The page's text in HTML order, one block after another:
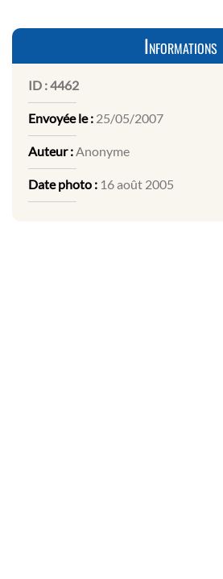
Informations
ID :4462
Envoyée le : 25/05/2007
Auteur :Anonyme
Date photo : 16 août 2005